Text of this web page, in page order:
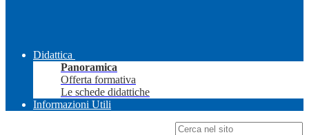
Didattica
Panoramica
Offerta formativa
Le schede didattiche
Informazioni Utili